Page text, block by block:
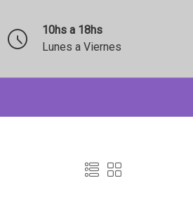
10hs a 18hs
Lunes a Viernes